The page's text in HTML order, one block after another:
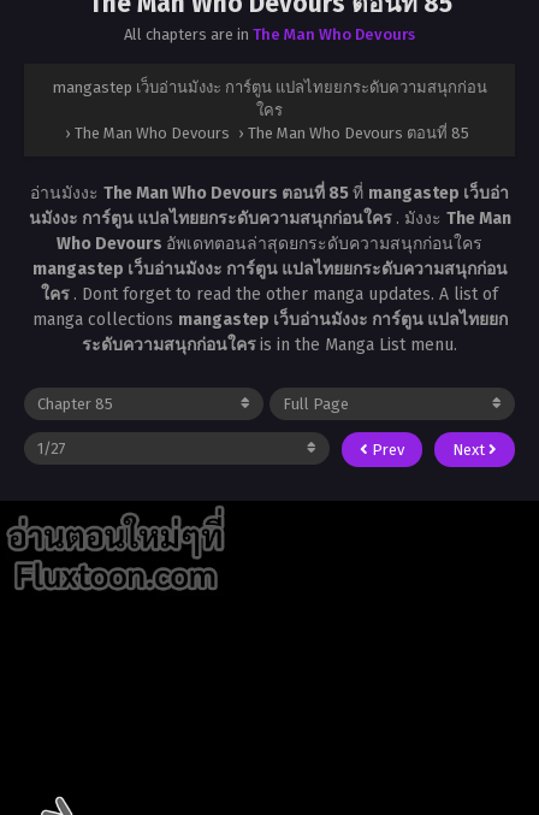
All chapters are in The Man Who Devours
mangastep เว็บอ่านมังงะ การ์ตูน แปลไทยยกระดับความสนุกก่อน
ใคร
› The Man Who Devours › The Man Who Devours ตอนที่ 85
อ่านมังงะ The Man Who Devours ตอนที่ 85ที่ mangastep เว็บอ่า
นมังงะ การ์ตูน แปลไทยยกระดับความสนุกก่อนใคร . มังงะ The Man
Who Devours อัพเดทตอนล่าสุดยกระดับความสนุกก่อนใคร
mangastep เว็บอ่านมังงะ การ์ตูน แปลไทยยกระดับความสนุกก่อน
ใคร . Dont forget to read the other manga updates. A list of
manga collections mangastep เว็บอ่านมังงะ การ์ตูน แปลไทยยก
ระดับความสนุกก่อนใครis in the Manga List menu.
Prev Next